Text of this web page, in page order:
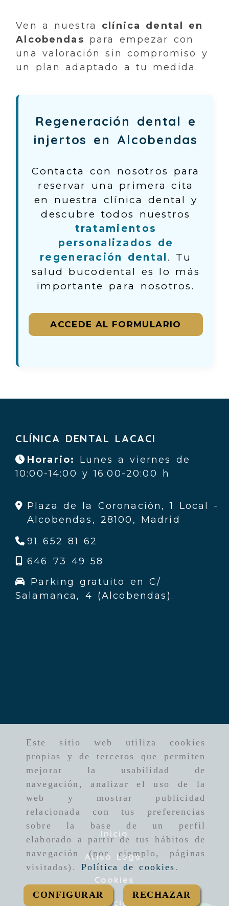
Este sitio web utiliza cookies
propias y de terceros que permiten
mejorar la usabilidad de
navegación, analizar el uso de la
web y mostrar publicidad
relacionada con tus preferencias
sobre la base de un perfil
elaborado a partir de tus hábitos de
navegación (por ejemplo, páginas
visitadas). Política de cookies .
CONFIGURAR RECHAZAR
Ven a nuestra clínica dental en
Alcobendas para empezar con
una valoración sin compromiso y
un plan adaptado a tu medida.
Regeneración dental e
injertos en Alcobendas
Contacta con nosotros para
reservar una primera cita
en nuestra clínica dental y
descubre todos nuestros
tratamientos
personalizados de
regeneración dental . Tu
salud bucodental es lo más
importante para nosotros.
ACCEDE AL FORMULARIO
CLÍNICA DENTAL LACACI
Horario:
Lunes a viernes de
10:00-14:00 y 16:00-20:00 h
Plaza de la Coronación, 1 Local -
Alcobendas, 28100, Madrid
91 652 81 62
646 73 49 58
Parking gratuito en C/
Salamanca, 4 (Alcobendas).
Inicio
Aviso Legal
Cookies
Privacidad